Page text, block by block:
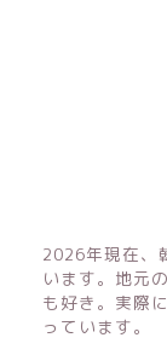
2026年現在、
います。地元
も好き。実際
っています。